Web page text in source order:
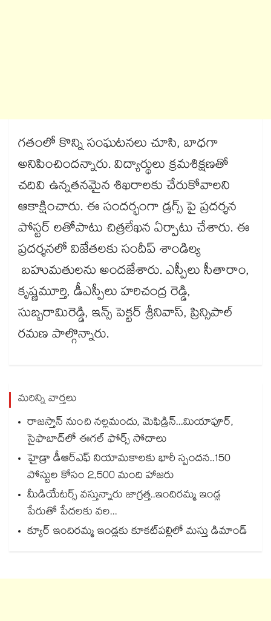
గతంలో కొన్ని సంఘటనలు చూసి, బాధగా
అనిపించిందన్నారు. విద్యార్థులు క్రమశిక్షణతో
చదివి ఉన్నతనమైన శిఖరాలకు చేరుకోవాలని
ఆకాక్షించారు. ఈ సందర్భంగా డ్రగ్స్ పై ప్రదర్శన
పోస్టర్ లతోపాటు చిత్రలేఖన ఏర్పాటు చేశారు. ఈ
ప్రదర్శనలో విజేతలకు సందీప్ శాండిల్య
బహుమతులను అందజేశారు. ఎస్పీలు సీతారాం,
కృష్ణమూర్తి, డీఎస్పీలు హరిచంద్ర రెడ్డి,
సుబ్బరామిరెడ్డి, ఇన్స్ పెక్టర్ శ్రీనివాస్, ప్రిన్సిపాల్
రమణ పాల్గొన్నారు.
మరిన్ని వార్తలు
రాజస్తాన్‌‌‌‌ నుంచి నల్లమందు, మెఫిడ్రిన్‌‌‌‌...మియాపూర్‌‌‌‌‌‌‌‌,
సైఫాబాద్‌‌‌‌లో ఈగల్‌‌‌‌ ఫోర్స్‌‌‌‌ సోదాలు
హైడ్రా డీఆర్‌‌‌‌ఎఫ్‌‌‌‌ నియామకాలకు భారీ స్పందన..150
పోస్టుల కోసం 2,500 మంది హాజరు
మీడియేటర్స్ వస్తున్నారు జాగ్రత్త..ఇందిరమ్మ ఇండ్ల
పేరుతో పేదలకు వల...
క్యూర్ ఇందిరమ్మ ఇండ్లకు కూకట్‌‌‌‌పల్లిలో మస్తు డిమాండ్